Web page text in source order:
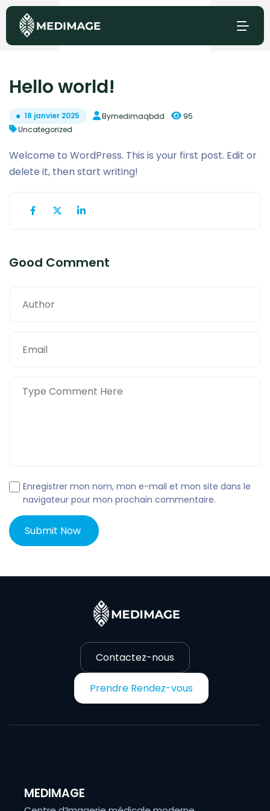
Hello world!
18 janvier 2025 Bymedimaqbdd
95
Uncategorized
Welcome to WordPress. This is your first post. Edit or
delete it, then start writing!
Good Comment
Enregistrer mon nom, mon e-mail et mon site dans le
navigateur pour mon prochain commentaire.
Contactez-nous
Prendre Rendez-vous
MEDIMAGE